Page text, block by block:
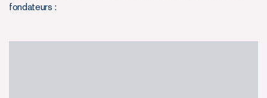
fondateurs :